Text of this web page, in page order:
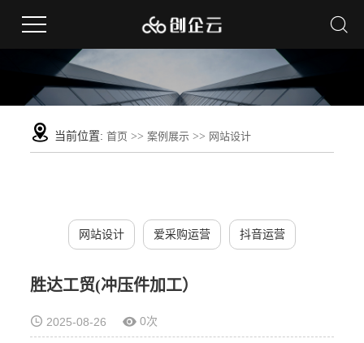
当前位置: 首页 >>案例展示 >> 网站设计
网站设计 爱采购运营 抖音运营
胜达工贸(冲压件加工）
2025-08-26 0次